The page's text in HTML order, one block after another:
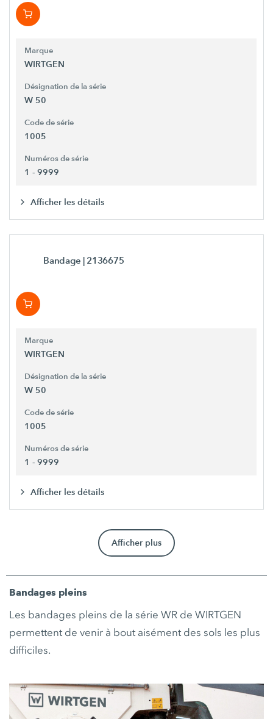
Marque
WIRTGEN
Désignation de la série
W 50
Code de série
1005
Numéros de série
1 - 9999
Afficher les détails
Bandage | 2136675
Marque
WIRTGEN
Désignation de la série
W 50
Code de série
1005
Numéros de série
1 - 9999
Afficher les détails
Afficher plus
Bandages pleins
Les bandages pleins de la série WR de WIRTGEN
permettent de venir à bout aisément des sols les plus
difficiles.